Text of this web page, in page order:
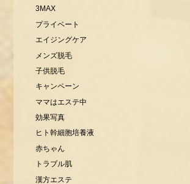
3MAX
プライベート
エイジングケア
メンズ脱毛
子供脱毛
キャンペーン
ママはエステ中
効果写真
ヒト幹細胞培養液
赤ちゃん
トラブル肌
漢方エステ